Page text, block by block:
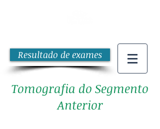
Resultado de exames
Tomografia do Segmento
Anterior